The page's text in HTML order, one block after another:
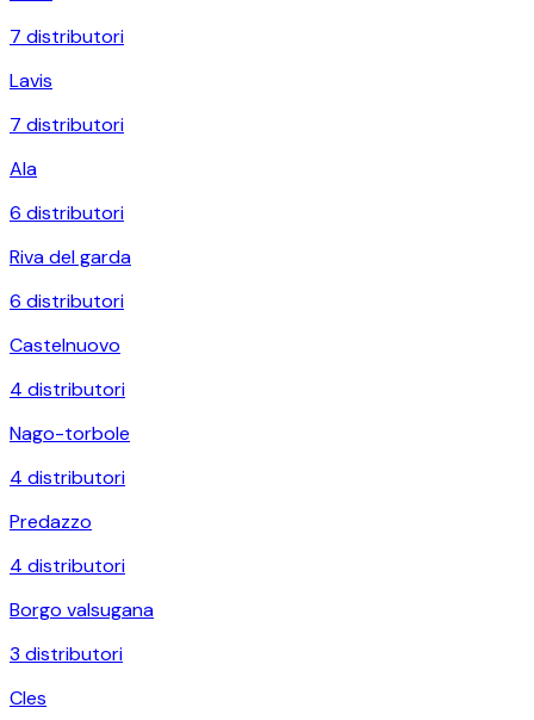
7 distributori
Lavis
7 distributori
Ala
6 distributori
Riva del garda
6 distributori
Castelnuovo
4 distributori
Nago-torbole
4 distributori
Predazzo
4 distributori
Borgo valsugana
3 distributori
Cles